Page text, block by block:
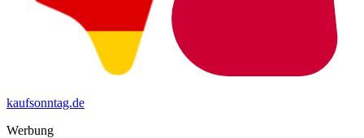
kaufsonntag.de
Werbung